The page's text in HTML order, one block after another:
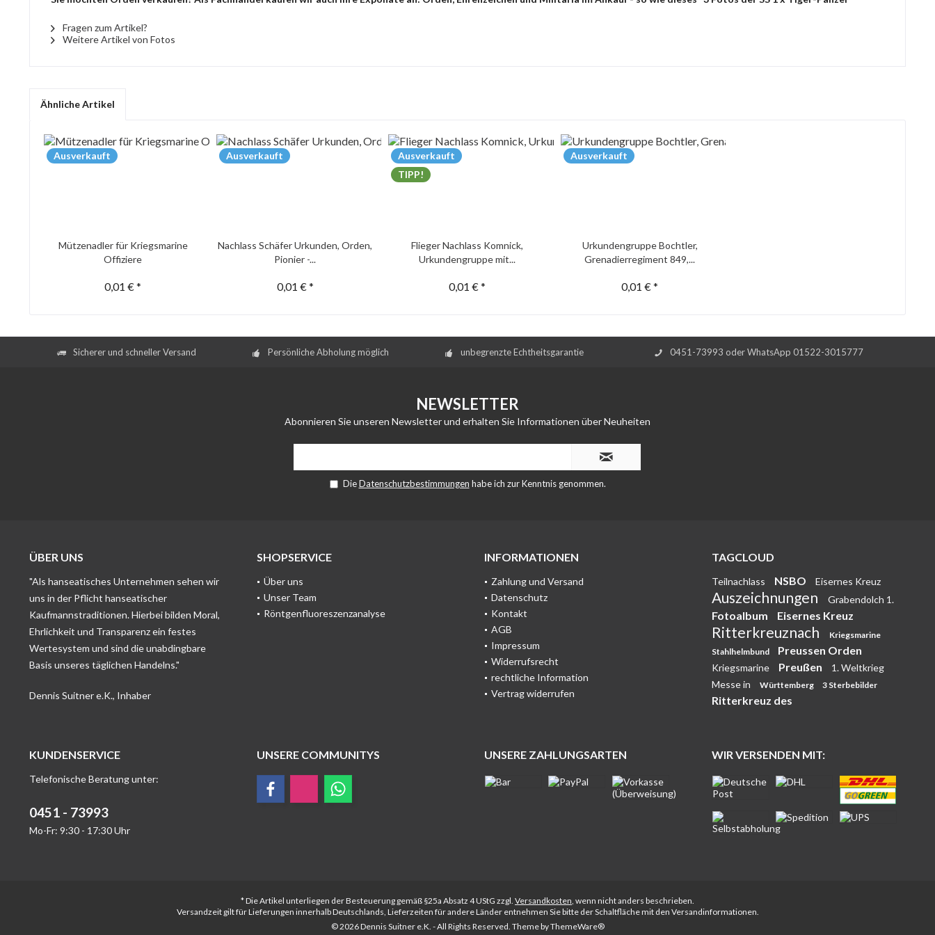
Fragen zum Artikel?
Weitere Artikel von Fotos
Ähnliche Artikel
Ausverkauft
Mützenadler für Kriegsmarine
Offiziere
0,01 € *
Ausverkauft
Nachlass Schäfer Urkunden, Orden,
Pionier -...
0,01 € *
Ausverkauft
TIPP!
Flieger Nachlass Komnick,
Urkundengruppe mit...
0,01 € *
Ausverkauft
Urkundengruppe Bochtler,
Grenadierregiment 849,...
0,01 € *
Sicherer und schneller Versand Persönliche Abholung möglich unbegrenzte Echtheitsgarantie 0451-73993 oder WhatsApp 01522-3015777
NEWSLETTER
Abonnieren Sie unseren Newsletter und erhalten Sie Informationen über Neuheiten
DieDatenschutzbestimmungen habe ich zur Kenntnis genommen.
ÜBER UNS
"Als hanseatisches Unternehmen sehen wir
uns in der Pflicht hanseatischer
Kaufmannstraditionen. Hierbei bilden Moral,
Ehrlichkeit und Transparenz ein festes
Wertesystem und sind die unabdingbare
Basis unseres täglichen Handelns."
Dennis Suitner e.K., Inhaber
SHOPSERVICE
Über uns
Unser Team
Röntgenfluoreszenzanalyse
INFORMATIONEN
Zahlung und Versand
Datenschutz
Kontakt
AGB
Impressum
Widerrufsrecht
rechtliche Information
Vertrag widerrufen
TAGCLOUD
Teilnachlass NSBO Eisernes Kreuz
Auszeichnungen Grabendolch 1.
Fotoalbum Eisernes Kreuz
Ritterkreuznach
Kriegsmarine
Stahlhelmbund
Preussen Orden
Kriegsmarine Preußen
1. Weltkrieg
Messe in
Württemberg 3 Sterbebilder
Ritterkreuz des
KUNDENSERVICE
Telefonische Beratung unter:
0451 - 73993
Mo-Fr: 9:30 - 17:30 Uhr
UNSERE COMMUNITYS UNSERE ZAHLUNGSARTEN WIR VERSENDEN MIT:
* Die Artikel unterliegen der Besteuerung gemäß §25a Absatz 4 UStG zzgl. Versandkosten, wenn nicht anders beschrieben.
Versandzeit gilt für Lieferungen innerhalb Deutschlands, Lieferzeiten für andere Länder entnehmen Sie bitte der Schaltfläche mit den Versandinformationen.
© 2026 Dennis Suitner e.K. - All Rights Reserved. Theme byThemeWare®